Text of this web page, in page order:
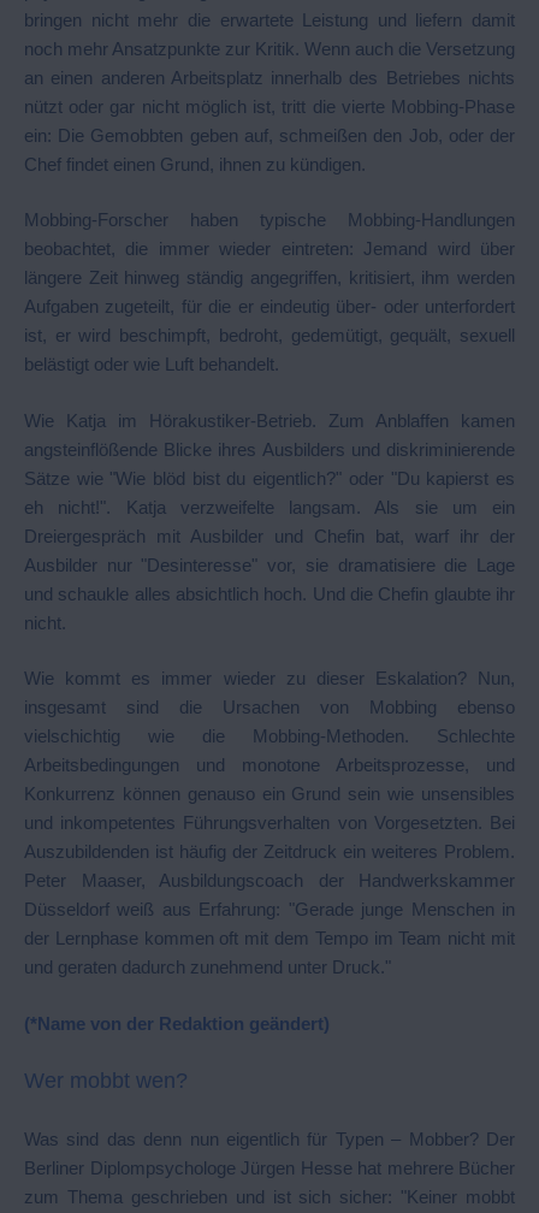
bringen nicht mehr die erwartete Leistung und liefern damit
noch mehr Ansatzpunkte zur Kritik. Wenn auch die Versetzung
an einen anderen Arbeitsplatz innerhalb des Betriebes nichts
nützt oder gar nicht möglich ist, tritt die vierte Mobbing-Phase
ein: Die Gemobbten geben auf, schmeißen den Job, oder der
Chef findet einen Grund, ihnen zu kündigen.
Mobbing-Forscher haben typische Mobbing-Handlungen
beobachtet, die immer wieder eintreten: Jemand wird über
längere Zeit hinweg ständig angegriffen, kritisiert, ihm werden
Aufgaben zugeteilt, für die er eindeutig über- oder unterfordert
ist, er wird beschimpft, bedroht, gedemütigt, gequält, sexuell
belästigt oder wie Luft behandelt.
Wie Katja im Hörakustiker-Betrieb. Zum Anblaffen kamen
angsteinflößende Blicke ihres Ausbilders und diskriminierende
Sätze wie "Wie blöd bist du eigentlich?" oder "Du kapierst es
eh nicht!". Katja verzweifelte langsam. Als sie um ein
Dreiergespräch mit Ausbilder und Chefin bat, warf ihr der
Ausbilder nur "Desinteresse" vor, sie dramatisiere die Lage
und schaukle alles absichtlich hoch. Und die Chefin glaubte ihr
nicht.
Wie kommt es immer wieder zu dieser Eskalation? Nun,
insgesamt sind die Ursachen von Mobbing ebenso
vielschichtig wie die Mobbing-Methoden. Schlechte
Arbeitsbedingungen und monotone Arbeitsprozesse, und
Konkurrenz können genauso ein Grund sein wie unsensibles
und inkompetentes Führungsverhalten von Vorgesetzten. Bei
Auszubildenden ist häufig der Zeitdruck ein weiteres Problem.
Peter Maaser, Ausbildungscoach der Handwerkskammer
Düsseldorf weiß aus Erfahrung: "Gerade junge Menschen in
der Lernphase kommen oft mit dem Tempo im Team nicht mit
und geraten dadurch zunehmend unter Druck."
(*Name von der Redaktion geändert)
Wer mobbt wen?
Was sind das denn nun eigentlich für Typen – Mobber? Der
Berliner Diplompsychologe Jürgen Hesse hat mehrere Bücher
zum Thema geschrieben und ist sich sicher: "Keiner mobbt